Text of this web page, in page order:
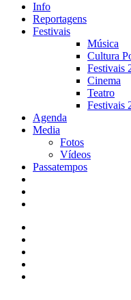
Info
Reportagens
Festivais
Música
Cultura
Festivais
Cinema
Teatro
Festivais
Agenda
Media
Fotos
Vídeos
Passatempos